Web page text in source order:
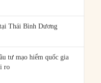
Thái Bình Dương
tư mạo hiểm quốc gia
ro